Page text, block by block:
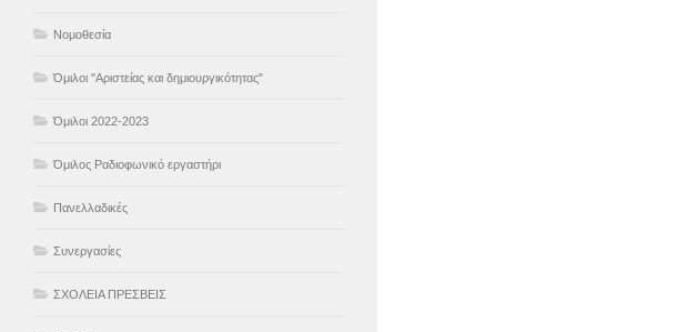
Νομοθεσία
Όμιλοι "Αριστείας και δημιουργικότητας"
Όμιλοι 2022-2023
Όμιλος Ραδιοφωνικό εργαστήρι
Πανελλαδικές
Συνεργασίες
ΣΧΟΛΕΙΑ ΠΡΕΣΒΕΙΣ